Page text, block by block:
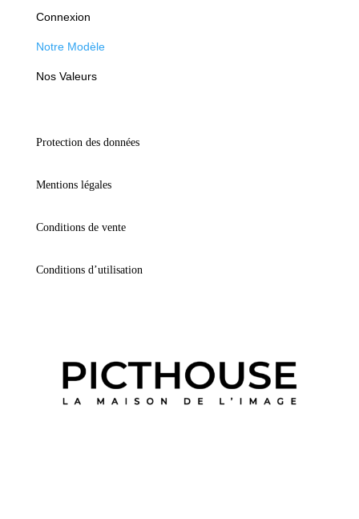
Connexion
Notre Modèle
Nos Valeurs
Protection des données
Mentions légales
Conditions de vente
Conditions d’utilisation